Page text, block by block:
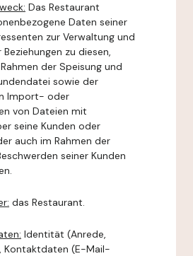
Das Restaurant
Daten seiner
zur Verwaltung und
zu diesen,
der Speisung und
sowie der
Import- oder
von Dateien mit
seine Kunden oder
auch im Rahmen der
seiner Kunden
das Restaurant.
Identität (Anrede,
Kontaktdaten (E-Mail-